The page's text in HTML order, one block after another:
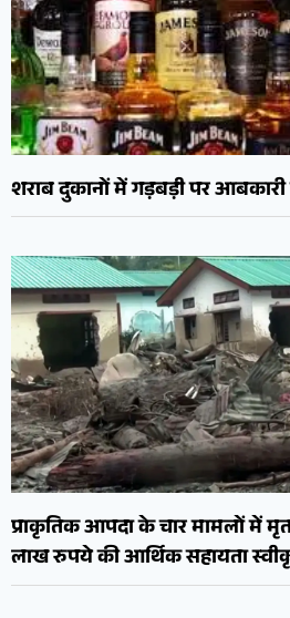
शराब दुकानों में गड़बड़ी पर
प्राकृतिक आपदा के चार मामलों में
लाख रुपये की आर्थिक सहायता